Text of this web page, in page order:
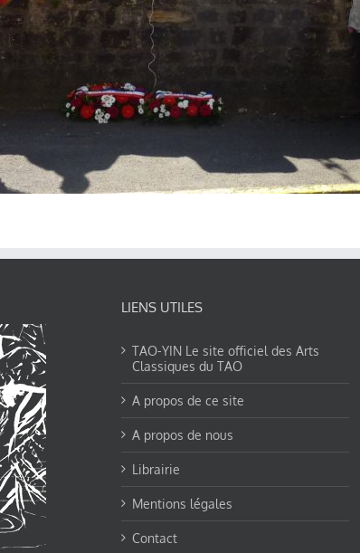
LIENS UTILES
TAO-YIN Le site officiel des Arts
Classiques du TAO
A propos de ce site
A propos de nous
Librairie
Mentions légales
Contact